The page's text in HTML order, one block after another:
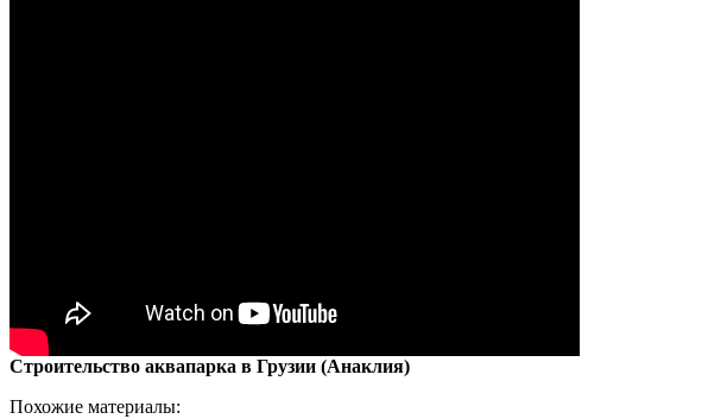
Строительство аквапарка в Грузии (Анаклия)
Похожие материалы: